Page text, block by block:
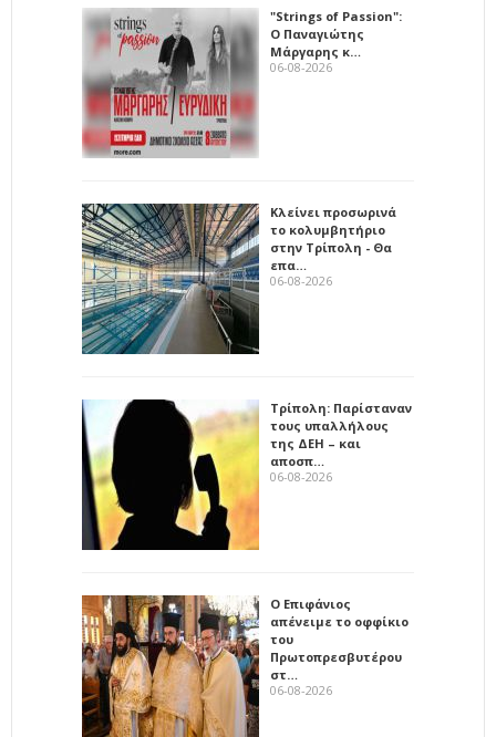
"Strings of Passion":
Ο Παναγιώτης
Μάργαρης κ…
06-08-2026
Κλείνει προσωρινά
το κολυμβητήριο
στην Τρίπολη - Θα
επα…
06-08-2026
Τρίπολη: Παρίσταναν
τους υπαλλήλους
της ΔΕΗ – και
αποσπ…
06-08-2026
Ο Επιφάνιος
απένειμε το οφφίκιο
του
Πρωτοπρεσβυτέρου
στ…
06-08-2026